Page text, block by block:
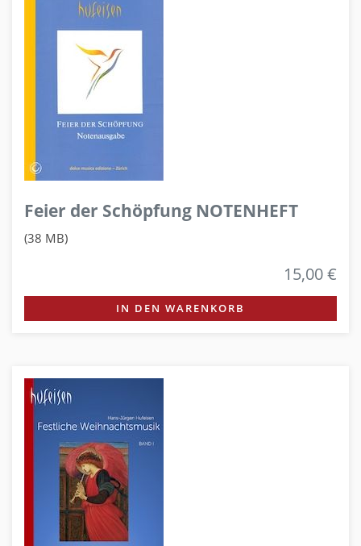
Feier der Schöpfung NOTENHEFT
(38 MB)
15,00 €
IN DEN WARENKORB